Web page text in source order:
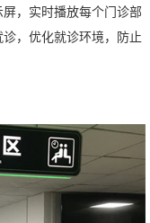
，实时播放每个门诊部
，优化就诊环境，防止